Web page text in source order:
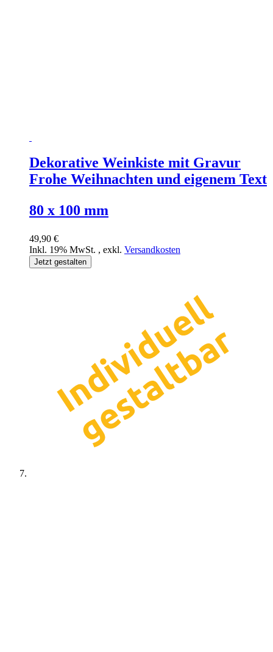
Dekorative Weinkiste mit Gravur
Frohe Weihnachten und eigenem Text
80 x 100 mm
49,90 €
Inkl. 19% MwSt. , exkl. Versandkosten
Jetzt gestalten